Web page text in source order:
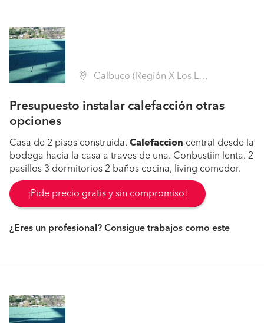
Calbuco (Región X Los Lagos - Llanquihue)
Presupuesto instalar calefacción otras
opciones
Casa de 2 pisos construida. Calefaccion central desde la
bodega hacia la casa a traves de una. Conbustiin lenta. 2
pasillos 3 dormitorios 2 baños cocina, living comedor.
¡Pide precio gratis y sin compromiso!
¿Eres un profesional? Consigue trabajos como este